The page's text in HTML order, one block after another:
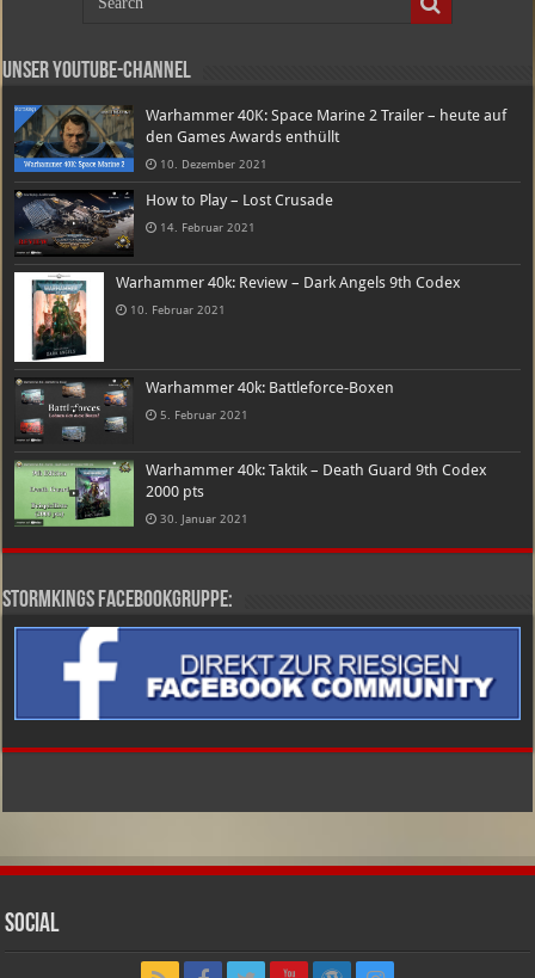
Unser Youtube-Channel
Warhammer 40K: Space Marine 2 Trailer – heute auf
den Games Awards enthüllt
10. Dezember 2021
How to Play – Lost Crusade
14. Februar 2021
Warhammer 40k: Review – Dark Angels 9th Codex
10. Februar 2021
Warhammer 40k: Battleforce-Boxen
5. Februar 2021
Warhammer 40k: Taktik – Death Guard 9th Codex
2000 pts
30. Januar 2021
Stormkings Facebookgruppe:
Social